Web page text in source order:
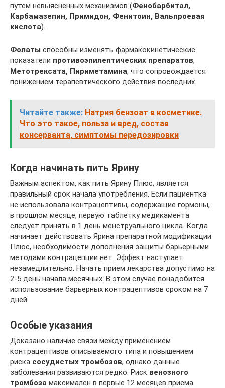
путем невыясненных механизмов (Фенобарбитал,
Карбамазепин, Примидон, Фенитоин, Вальпроевая
кислота).
Фолаты способны изменять фармакокинетические
показатели противоэпилептических препаратов,
Метотрексата, Пириметамина, что сопровождается
понижением терапевтического действия последних.
Читайте также: Натрия бензоат в косметике.
Что это такое, польза и вред, состав
консерванта, симптомы передозировки
Когда начинать пить Ярину
Важным аспектом, как пить Ярину Плюс, является
правильный срок начала употребления. Если пациентка
не использовала контрацептивы, содержащие гормоны,
в прошлом месяце, первую таблетку медикамента
следует принять в 1 день менструального цикла. Когда
начинает действовать Ярина препаратной модификации
Плюс, необходимости дополнения защиты барьерными
методами контрацепции нет. Эффект наступает
незамедлительно. Начать прием лекарства допустимо на
2-5 день начала месячных. В этом случае понадобится
использование барьерных контрацептивов сроком на 7
дней.
Особые указания
Доказано наличие связи между применением
контрацептивов описываемого типа и повышением
риска сосудистых тромбозов, однако данные
заболевания развиваются редко. Риск венозного
тромбоза максимален в первые 12 месяцев приема